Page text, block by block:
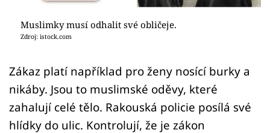
Přihlášení
Sledujte nás
Muslimky musí odhalit své obličeje.
Zdroj: istock.com
Zákaz platí například pro ženy nosící burky a
nikáby. Jsou to muslimské oděvy, které
zahalují celé tělo. Rakouská policie posílá své
hlídky do ulic. Kontrolují, že je zákon